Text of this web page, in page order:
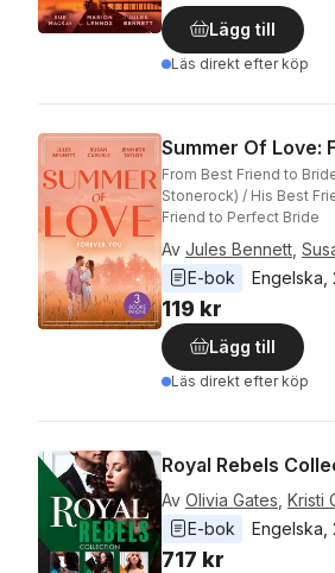
Lägg till
Läs direkt efter köp
Summer Of Love:
From Best Friend to
Stonerock) / His Best
Friend to Perfect Bride
Av Jules Bennett
E-bok
Engelska
119 kr
Lägg till
Läs direkt efter köp
Royal Rebels
Av Olivia Gates Kristi
E-bok
Engelska
717 kr